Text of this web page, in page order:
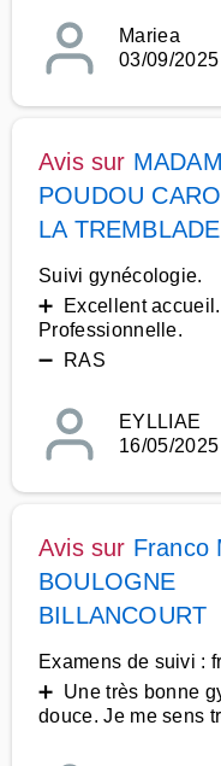
Mariea
03/09/2025
Avis sur
POUDOU
LA TREMBLADE
Suivi gynécologie.
➕ Excellent
Professionnelle.
➖ RAS
EYLLIAE
16/05/2025
Avis sur Franco
BOULOGNE
BILLANCOURT
Examens de suivi :
➕ Une très bonne
douce. Je me sens